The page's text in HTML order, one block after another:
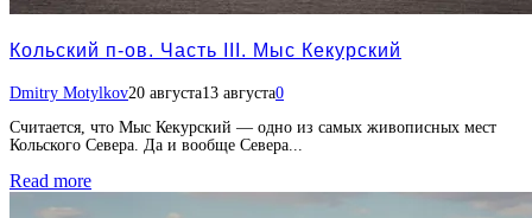
Кольский п-ов. Часть III. Мыс Кекурский
Dmitry Motylkov20 августа13 августа0
Считается, что Мыс Кекурский — одно из самых живописных мест
Кольского Севера. Да и вообще Севера...
Read more